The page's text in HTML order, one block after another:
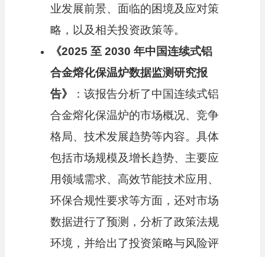
业发展前景、面临的困境及应对策
略，以及相关投资政策等。
《2025 至2030 年中国连续式铝
合金熔化保温炉数据监测研究报
告》
：该报告分析了中国连续式铝
合金熔化保温炉的市场概况、竞争
格局、技术发展趋势等内容。具体
包括市场规模及增长趋势、主要应
用领域需求、高效节能技术应用、
环保合规性要求等方面，还对市场
数据进行了预测，分析了政策法规
环境，并给出了投资策略与风险评